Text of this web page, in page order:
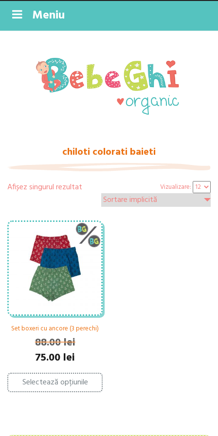
Meniu
chiloti colorati baieti
Afișez singurul rezultat Vizualizare:
Set boxeri cu ancore (3 perechi)
88.00lei
Prețul
inițial
a
fost:
88.00 lei.
75.00 lei
este:
75.00 lei.
Selectează opțiunile
Acest
produs
are
pot